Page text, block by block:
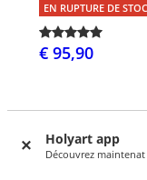
Holyart app
Découvrez
EN RUPTURE DE
€ 95,90